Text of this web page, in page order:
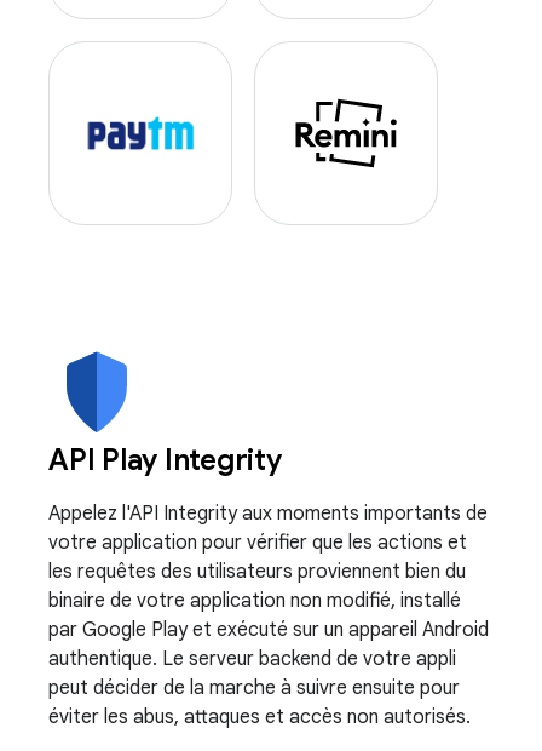
API Play Integrity
Appelez l'API Integrity aux moments importants de
votre application pour vérifier que les actions et
les requêtes des utilisateurs proviennent bien du
binaire de votre application non modifié, installé
par Google Play et exécuté sur un appareil Android
authentique. Le serveur backend de votre appli
peut décider de la marche à suivre ensuite pour
éviter les abus, attaques et accès non autorisés.